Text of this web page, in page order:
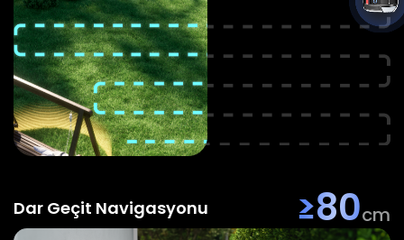
Dar Geçit Navigasyonu ≥80cm